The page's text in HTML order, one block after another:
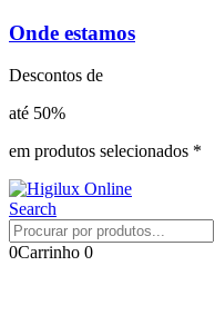
Onde estamos
Descontos de
até 50%
em produtos selecionados *
Search
0Carrinho 0